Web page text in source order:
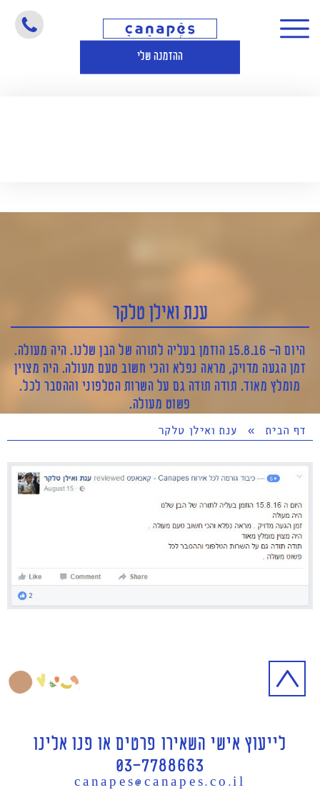
ההזמנה שלי ענת ואילן טלקר
ענת ואילן טלקר
היום ה- 15.8.16 הוזמן בעליה לתורה של הבן שלנו. היה מעולה.
זמן הגעה מדויק, מראה נפלא והכי חשוב טעם מעולה. היה מצוין
מומלץ מאוד. תודה תודה גם על השרות הטלפוני וההסבר לכל.
פשוט מעולה.
דף הבית » ענת ואילן טלקר
לייעוץ אישי השאירו פרטים או פנו אלינו
03-7788663
canapes@canapes.co.il